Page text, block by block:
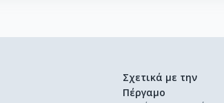
Σχετικά με την
Πέργαμο